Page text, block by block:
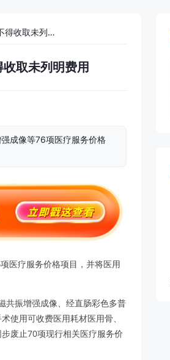
北京76项公立医院医疗服务调价，按规定收费，不得收取未列明费用
取未列明费用
成像等76项医疗服务价格
医疗服务价格项目，并将医用
共振增强成像、经直肠彩色多普
使用可收费医用耗材医用骨、
废止70项现行相关医疗服务价